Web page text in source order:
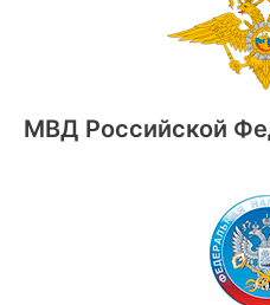
МВД Российской